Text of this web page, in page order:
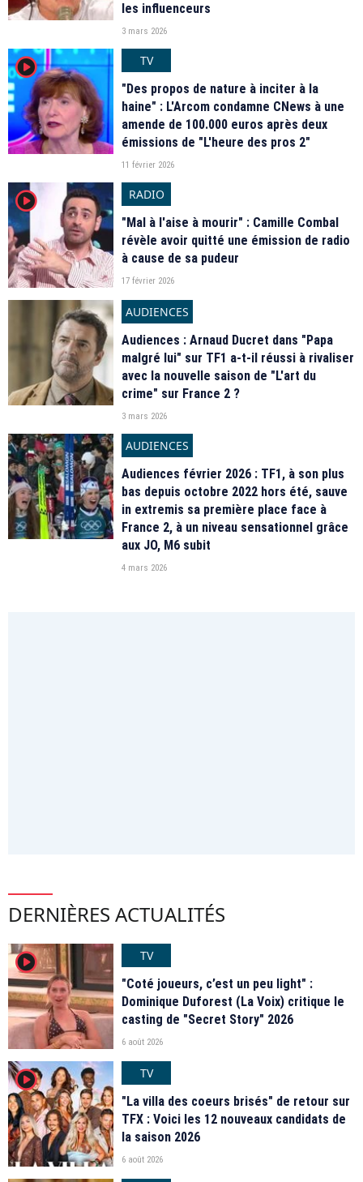
les influenceurs
3 mars 2026
player2
TV
"Des propos de nature à inciter à la
haine" : L'Arcom condamne CNews à une
amende de 100.000 euros après deux
émissions de "L'heure des pros 2"
11 février 2026
player2
RADIO
"Mal à l'aise à mourir" : Camille Combal
révèle avoir quitté une émission de radio
à cause de sa pudeur
17 février 2026
AUDIENCES
Audiences : Arnaud Ducret dans "Papa
malgré lui" sur TF1 a-t-il réussi à rivaliser
avec la nouvelle saison de "L'art du
crime" sur France 2 ?
3 mars 2026
AUDIENCES
Audiences février 2026 : TF1, à son plus
bas depuis octobre 2022 hors été, sauve
in extremis sa première place face à
France 2, à un niveau sensationnel grâce
aux JO, M6 subit
4 mars 2026
DERNIÈRES ACTUALITÉS
player2
TV
"Coté joueurs, c’est un peu light" :
Dominique Duforest (La Voix) critique le
casting de "Secret Story" 2026
6 août 2026
player2
TV
"La villa des coeurs brisés" de retour sur
TFX : Voici les 12 nouveaux candidats de
la saison 2026
6 août 2026